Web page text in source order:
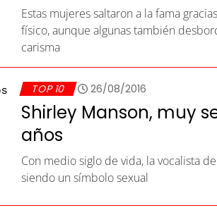
Estas mujeres saltaron a la fama
físico, aunque algunas también
carisma
TOP 10 26/08/2016
Shirley Manson, muy
años
Con medio siglo de vida, la vocalista
siendo un símbolo sexual